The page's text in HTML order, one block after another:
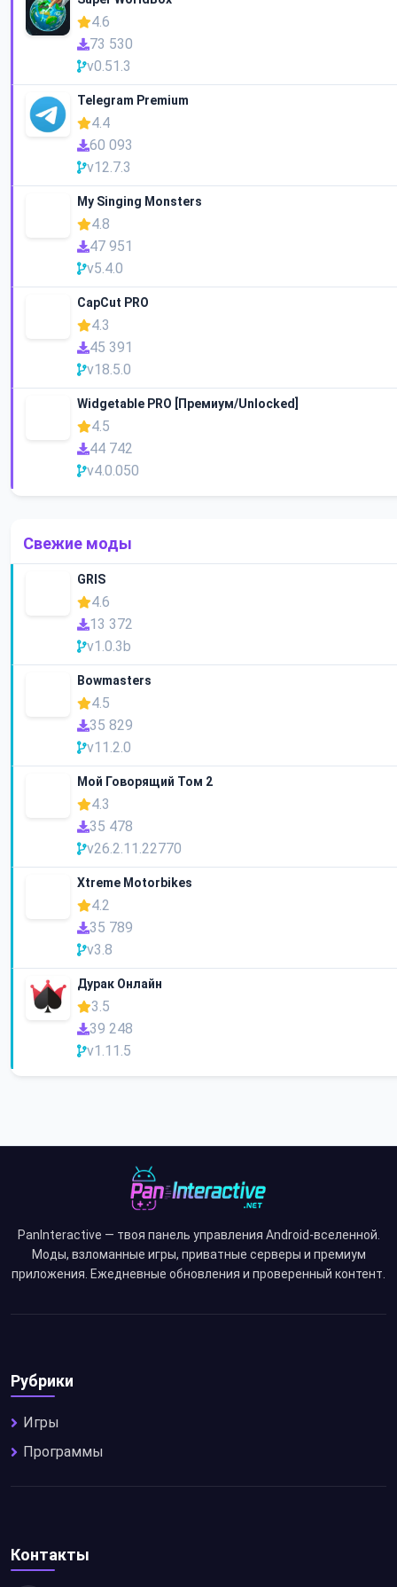
4.6
73 530
v0.51.3
Telegram Premium
4.4
60 093
v12.7.3
My Singing Monsters
4.8
47 951
v5.4.0
CapCut PRO
4.3
45 391
v18.5.0
Widgetable PRO [Премиум/Unlocked]
4.5
44 742
v4.0.050
Свежие моды
GRIS
4.6
13 372
v1.0.3b
Bowmasters
4.5
35 829
v11.2.0
Мой Говорящий Том 2
4.3
35 478
v26.2.11.22770
Xtreme Motorbikes
4.2
35 789
v3.8
Дурак Онлайн
3.5
39 248
v1.11.5
PanInteractive — твоя панель управления Android-вселенной.
Моды, взломанные игры, приватные серверы и премиум
приложения. Ежедневные обновления и проверенный контент.
Рубрики
Игры
Программы
Контакты